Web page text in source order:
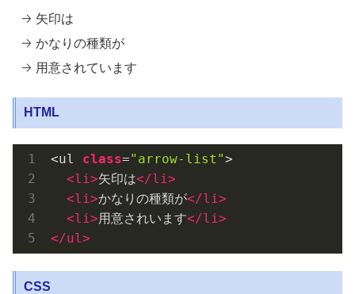
矢印は
かなりの種類が
用意されています
HTML
<ul class="arrow-list">
<li>矢印は</li>
<li>かなりの種類が</li>
<li>用意されいます</li>
</ul>
CSS